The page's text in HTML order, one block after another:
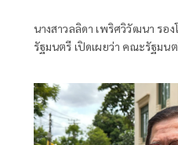
นางสาวลลิดา เพริศวิวัฒนา รอ
รัฐมนตรี เปิดเผยว่า คณะรัฐมน
ยาเสพติดและทำลายเครือข่าย
ประเทศ ประจำปีงบประมาณ พ
บาท ตามที่กระทรวงยุติธรรม โ
ป้องกันและปราบปรามยาเสพ